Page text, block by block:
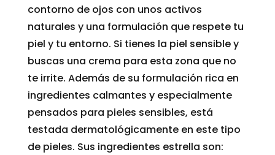
contorno de ojos con unos activos
naturales y una formulación que respete tu
piel y tu entorno. Si tienes la piel sensible y
buscas una crema para esta zona que no
te irrite. Además de su formulación rica en
ingredientes calmantes y especialmente
pensados para pieles sensibles, está
testada dermatológicamente en este tipo
de pieles. Sus ingredientes estrella son: